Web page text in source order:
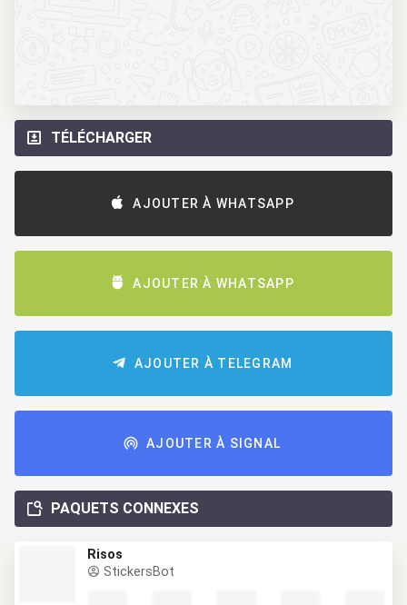
TÉLÉCHARGER
AJOUTER À WHATSAPP
AJOUTER À WHATSAPP
AJOUTER À TELEGRAM
AJOUTER À SIGNAL
PAQUETS CONNEXES
Risos
StickersBot